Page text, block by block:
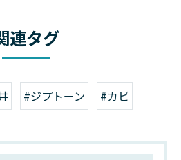
連タグ
#ジプトーン #カビ